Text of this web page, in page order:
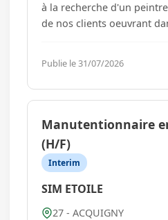
à la recherche d'un
de nos clients oeuvrant
missions sont les
surfaces à traiter
ponçage, etc.). ...
Publie le 31/07/2026
Manutentionnaire
(H/F)
Interim
SIM ETOILE
27 - ACQUIGNY